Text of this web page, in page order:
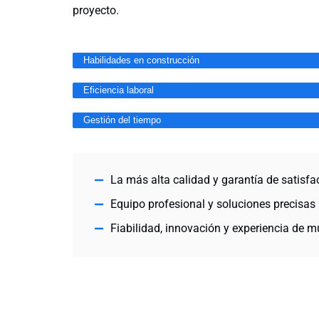
proyecto.
Habilidades en construcción
Eficiencia laboral
Gestión del tiempo
La más alta calidad y garantía de
Equipo profesional y soluciones precisas
Fiabilidad, innovación y experiencia de